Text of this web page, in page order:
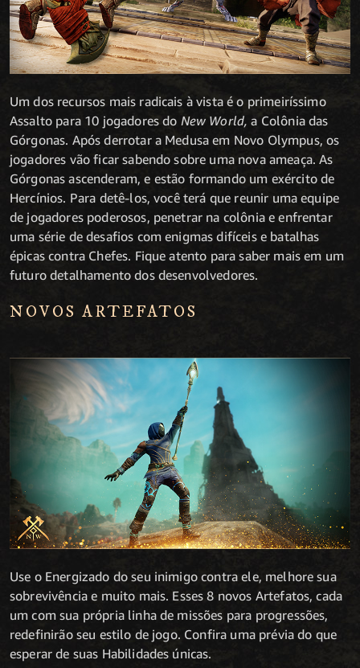
Um dos recursos mais radicais à vista é o primeiríssimo
Assalto para 10 jogadores do New World, a Colônia das
Górgonas. Após derrotar a Medusa em Novo Olympus, os
jogadores vão ficar sabendo sobre uma nova ameaça. As
Górgonas ascenderam, e estão formando um exército de
Hercínios. Para detê-los, você terá que reunir uma equipe
de jogadores poderosos, penetrar na colônia e enfrentar
uma série de desafios com enigmas difíceis e batalhas
épicas contra Chefes. Fique atento para saber mais em um
futuro detalhamento dos desenvolvedores.
NOVOS ARTEFATOS
Use o Energizado do seu inimigo contra ele, melhore sua
sobrevivência e muito mais. Esses 8 novos Artefatos, cada
um com sua própria linha de missões para progressões,
redefinirão seu estilo de jogo. Confira uma prévia do que
esperar de suas Habilidades únicas.